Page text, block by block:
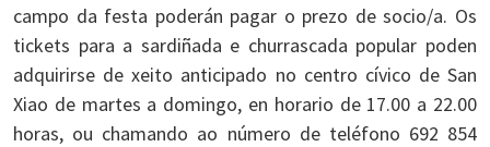
campo da festa poderán pagar o prezo de socio/a. Os
tickets para a sardiñada e churrascada popular poden
adquirirse de xeito anticipado no centro cívico de San
Xiao de martes a domingo, en horario de 17.00 a 22.00
horas, ou chamando ao número de teléfono 692 854